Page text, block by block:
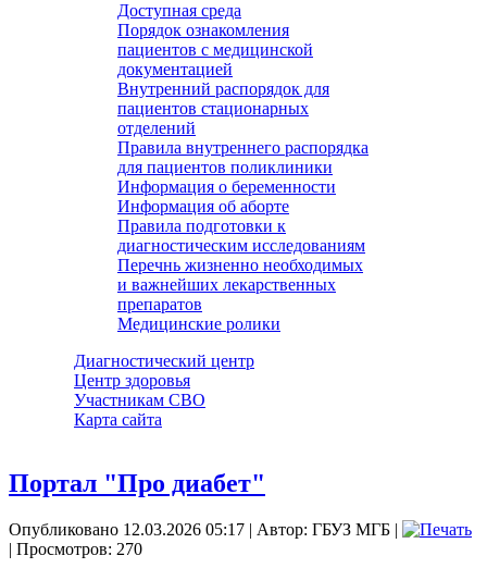
Доступная среда
Порядок ознакомления
пациентов с медицинской
документацией
Внутренний распорядок для
пациентов стационарных
отделений
Правила внутреннего распорядка
для пациентов поликлиники
Информация о беременности
Информация об аборте
Правила подготовки к
диагностическим исследованиям
Перечнь жизненно необходимых
и важнейших лекарственных
препаратов
Медицинские ролики
Диагностический центр
Центр здоровья
Участникам СВО
Карта сайта
Портал "Про диабет"
Опубликовано 12.03.2026 05:17 | Автор: ГБУЗ МГБ |
| Просмотров: 270